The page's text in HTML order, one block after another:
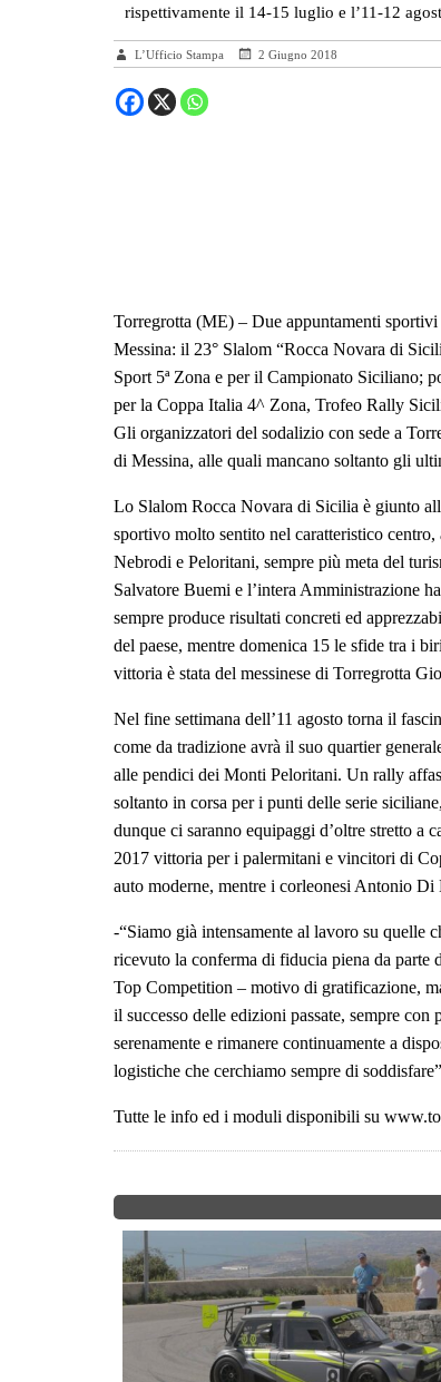
rispettivamente il 14-15 luglio e l’11-12
L’Ufficio Stampa 2 Giugno 2018
Torregrotta (ME) – Due appuntamenti
Messina: il 23° Slalom “Rocca Novara di
Sport 5ª Zona e per il Campionato Siciliano;
per la Coppa Italia 4^ Zona, Trofeo Rally
Gli organizzatori del sodalizio con sede a
di Messina, alle quali mancano soltanto gli
Lo Slalom Rocca Novara di Sicilia è giunto
sportivo molto sentito nel caratteristico
Nebrodi e Peloritani, sempre più meta del
Salvatore Buemi e l’intera Amministrazione
sempre produce risultati concreti ed
del paese, mentre domenica 15 le sfide tra i
vittoria è stata del messinese di Torregrotta
Nel fine settimana dell’11 agosto torna il
come da tradizione avrà il suo quartier
alle pendici dei Monti Peloritani. Un rally
soltanto in corsa per i punti delle serie
dunque ci saranno equipaggi d’oltre stretto a
2017 vittoria per i palermitani e vincitori di
auto moderne, mentre i corleonesi Antonio
-“Siamo già intensamente al lavoro su quelle
ricevuto la conferma di fiducia piena da parte
Top Competition – motivo di gratificazione,
il successo delle edizioni passate, sempre
serenamente e rimanere continuamente a
logistiche che cerchiamo sempre di
Tutte le info ed i moduli disponibili su